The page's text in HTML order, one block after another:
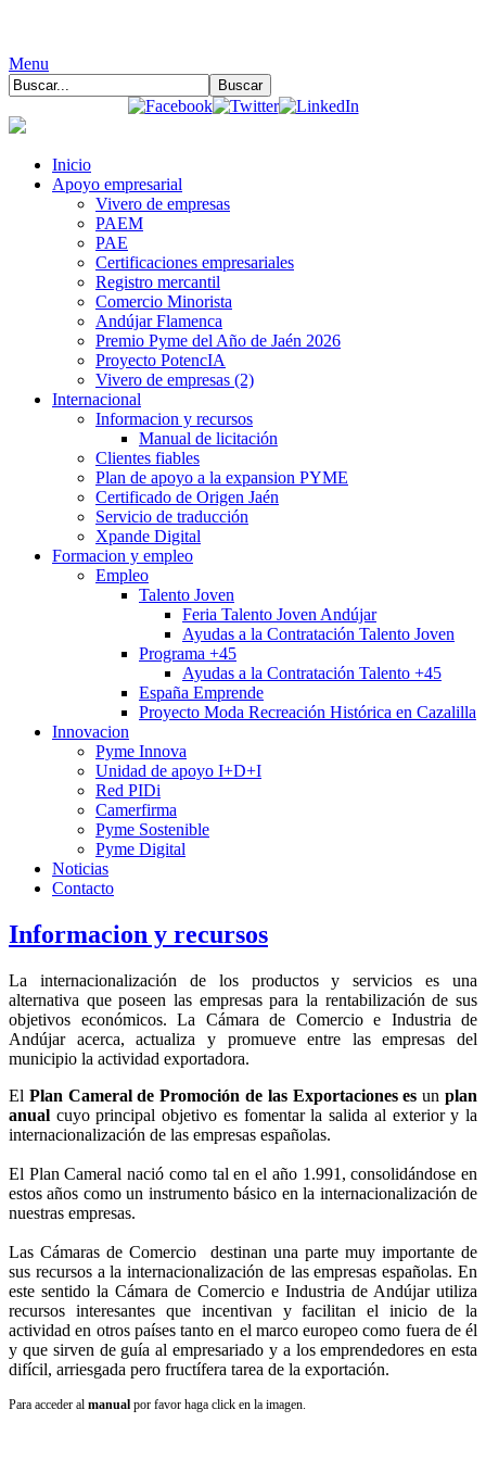
Menu
Inicio
Apoyo empresarial
Vivero de empresas
PAEM
PAE
Certificaciones empresariales
Registro mercantil
Comercio Minorista
Andújar Flamenca
Premio Pyme del Año de Jaén 2026
Proyecto PotencIA
Vivero de empresas (2)
Internacional
Informacion y recursos
Manual de licitación
Clientes fiables
Plan de apoyo a la expansion PYME
Certificado de Origen Jaén
Servicio de traducción
Xpande Digital
Formacion y empleo
Empleo
Talento Joven
Feria Talento Joven Andújar
Ayudas a la Contratación Talento Joven
Programa +45
Ayudas a la Contratación Talento +45
España Emprende
Proyecto Moda Recreación Histórica en Cazalilla
Innovacion
Pyme Innova
Unidad de apoyo I+D+I
Red PIDi
Camerfirma
Pyme Sostenible
Pyme Digital
Noticias
Contacto
Informacion y recursos
La internacionalización de los productos y servicios es una
alternativa que poseen las empresas para la rentabilización de sus
objetivos económicos. La Cámara de Comercio e Industria de
Andújar acerca, actualiza y promueve entre las empresas del
municipio la actividad exportadora.
El Plan Cameral de Promoción de las Exportaciones es unplan
anual cuyo principal objetivo es fomentar la salida al exterior y la
internacionalización de las empresas españolas.
El Plan Cameral nació como tal en el año 1.991, consolidándose en
estos años como un instrumento básico en la internacionalización de
nuestras empresas.
Las Cámaras de Comercio destinan una parte muy importante de
sus recursos a la internacionalización de las empresas españolas. En
este sentido la Cámara de Comercio e Industria de Andújar utiliza
recursos interesantes que incentivan y facilitan el inicio de la
actividad en otros países tanto en el marco europeo como fuera de él
y que sirven de guía al empresariado y a los emprendedores en esta
difícil, arriesgada pero fructífera tarea de la exportación.
Para acceder al manual por favor haga click en la imagen.